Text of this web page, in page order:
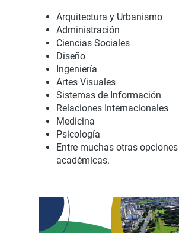
Arquitectura y Urbanismo
Administración
Ciencias Sociales
Diseño
Ingeniería
Artes Visuales
Sistemas de Información
Relaciones Internacionales
Medicina
Psicología
Entre muchas otras opciones
académicas.